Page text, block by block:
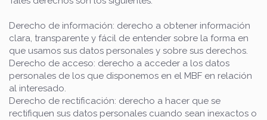
Derecho de información: derecho a obtener información
clara, transparente y fácil de entender sobre la forma en
que usamos sus datos personales y sobre sus derechos.
Derecho de acceso: derecho a acceder a los datos
personales de los que disponemos en el MBF en relación
al interesado.
Derecho de rectificación: derecho a hacer que se
rectifiquen sus datos personales cuando sean inexactos o